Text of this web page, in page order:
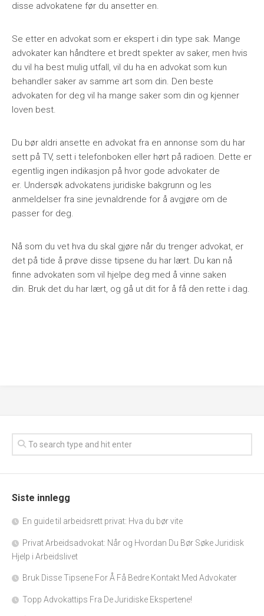
disse advokatene før du ansetter en.
Se etter en advokat som er ekspert i din type sak. Mange
advokater kan håndtere et bredt spekter av saker, men hvis
du vil ha best mulig utfall, vil du ha en advokat som kun
behandler saker av samme art som din. Den beste
advokaten for deg vil ha mange saker som din og kjenner
loven best.
Du bør aldri ansette en advokat fra en annonse som du har
sett på TV, sett i telefonboken eller hørt på radioen. Dette er
egentlig ingen indikasjon på hvor gode advokater de
er. Undersøk advokatens juridiske bakgrunn og les
anmeldelser fra sine jevnaldrende for å avgjøre om de
passer for deg.
Nå som du vet hva du skal gjøre når du trenger advokat, er
det på tide å prøve disse tipsene du har lært. Du kan nå
finne advokaten som vil hjelpe deg med å vinne saken
din. Bruk det du har lært, og gå ut dit for å få den rette i dag.
Siste innlegg
En guide til arbeidsrett privat: Hva du bør vite
Privat Arbeidsadvokat: Når og Hvordan Du Bør Søke Juridisk
Hjelp i Arbeidslivet
Bruk Disse Tipsene For Å Få Bedre Kontakt Med Advokater
Topp Advokattips Fra De Juridiske Ekspertene!